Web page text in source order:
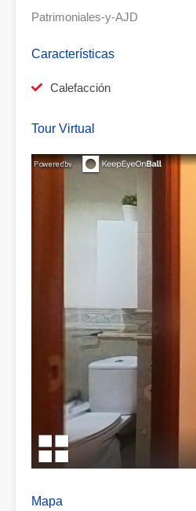
Patrimoniales-y-AJD
Características
Calefacción
Tour Virtual
Mapa